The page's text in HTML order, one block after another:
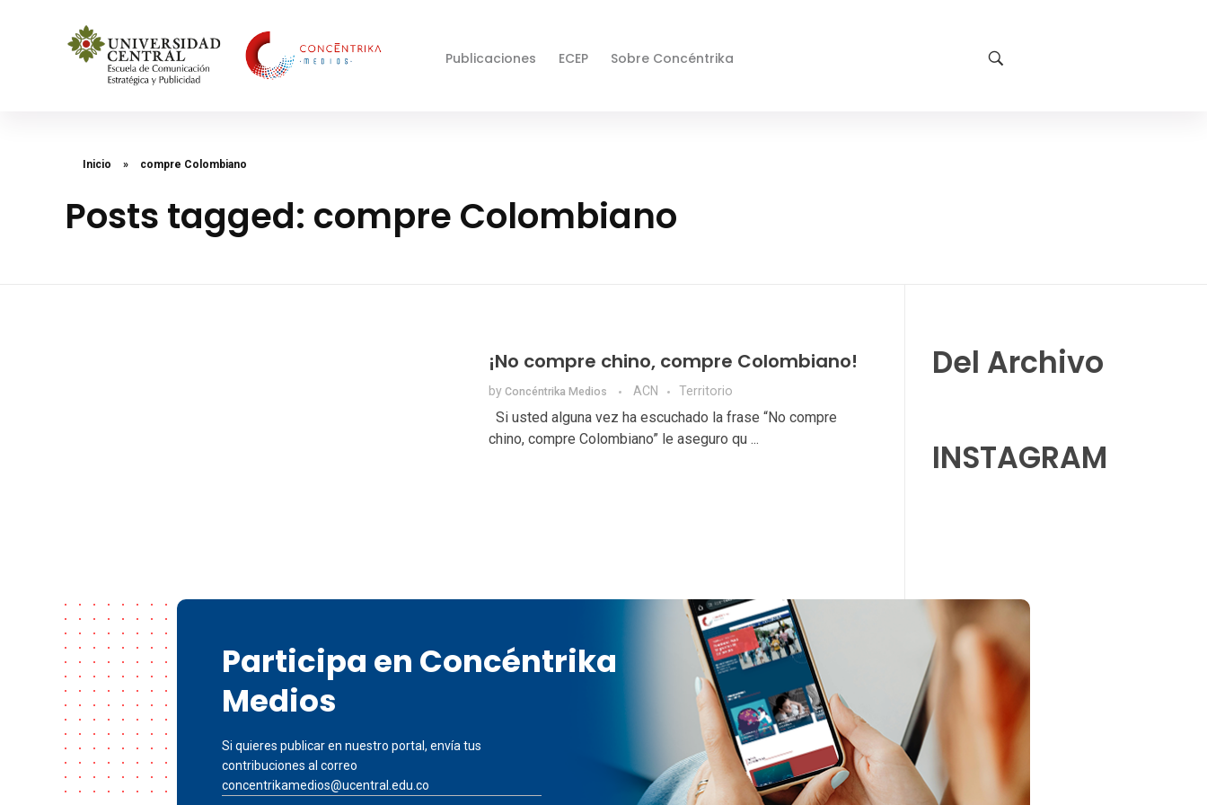
Publicaciones ECEP Sobre Concéntrika
Inicio » compre Colombiano
Posts tagged: compre Colombiano
¡No compre chino, compre Colombiano!
by Concéntrika Medios ACN Territorio
Si usted alguna vez ha escuchado la frase “No compre
chino, compre Colombiano” le aseguro qu ...
Del Archivo
INSTAGRAM
Participa en Concéntrika
Medios
Si quieres publicar en nuestro portal, envía tus
contribuciones al correo
concentrikamedios@ucentral.edu.co